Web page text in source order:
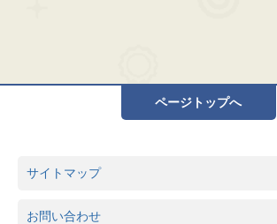
ページトップへ
サイトマップ
お問い合わせ